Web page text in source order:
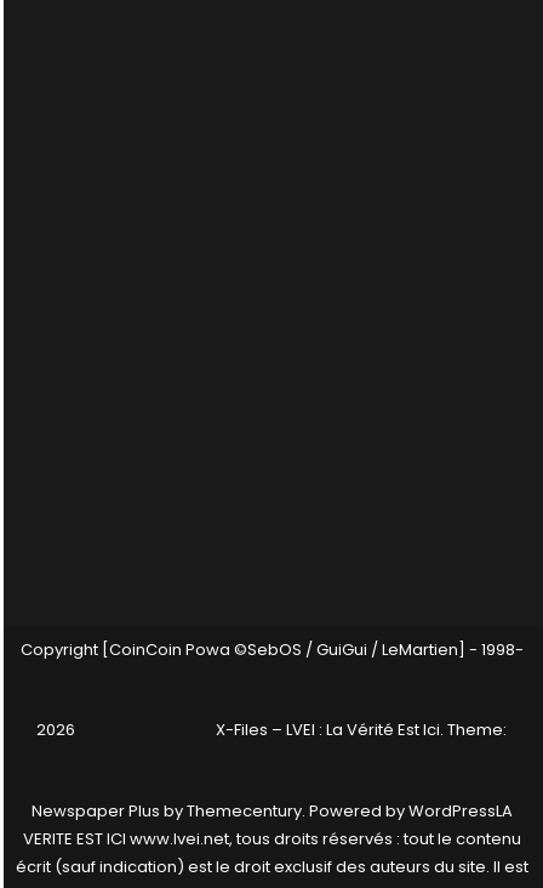
Copyright [CoinCoin Powa ©SebOS / GuiGui / LeMartien] - 1998-
2026 X-Files – LVEI : La Vérité Est Ici. Theme:
Newspaper Plus byThemecentury. Powered byWordPressLA
VERITE EST ICI www.lvei.net, tous droits réservés : tout le contenu
écrit (sauf indication) est le droit exclusif des auteurs du site. Il est